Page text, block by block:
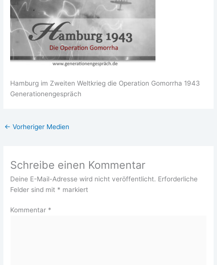
Ham­burg im Zwei­ten Welt­krieg die Ope­ra­ti­on Gomor­rha 1943
Generationengespräch
← Vorheriger Medien
Schreibe einen Kommentar
Deine E-Mail-Adresse wird nicht veröffentlicht. Erforderliche
Felder sind mit * markiert
Kommentar *